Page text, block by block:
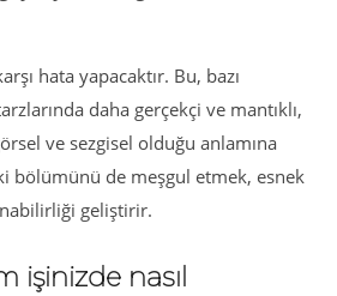
hata yapacaktır. Bu, bazı
daha gerçekçi ve mantıklı,
ve sezgisel olduğu anlamına
bölümünü de meşgul etmek, esnek
geliştirir.
işinizde nasıl